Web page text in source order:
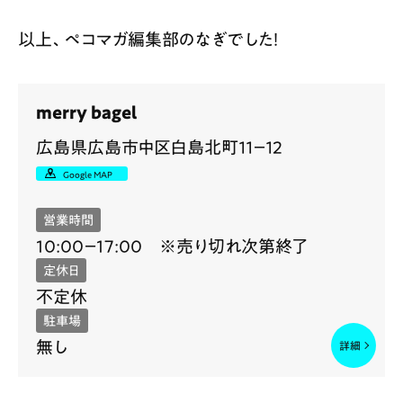
以上、ペコマガ編集部のなぎでした！
merry bagel
広島県広島市中区白島北町１１－１２
Google MAP
営業時間
10:00－17:00 ※売り切れ次第終了
定休日
不定休
駐車場
無し